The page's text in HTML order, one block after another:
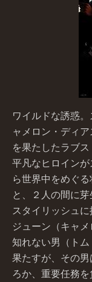
ワイルドな誘惑
ャメロン・ディ
を果たしたラブ
平凡なヒロイン
ら世界中をめぐ
と、２人の間に
スタイリッシュに
ジューン（キャ
知れない男（ト
果たすが、その
ろか、重要任務